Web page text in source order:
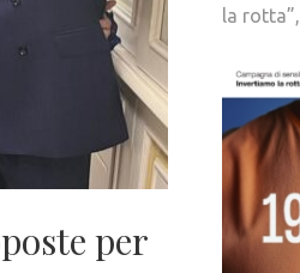
per
la rotta”,